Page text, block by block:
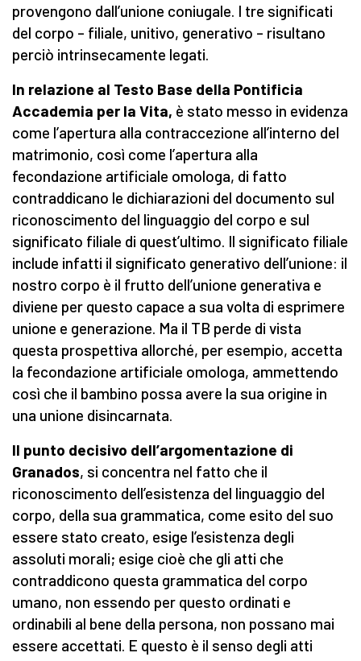
provengono dall’unione coniugale. I tre significati
del corpo – filiale, unitivo, generativo – risultano
perciò intrinsecamente legati.
In relazione al Testo Base della Pontificia
Accademia per la Vita, è stato messo in evidenza
come l’apertura alla contraccezione all’interno del
matrimonio, così come l’apertura alla
fecondazione artificiale omologa, di fatto
contraddicano le dichiarazioni del documento sul
riconoscimento del linguaggio del corpo e sul
significato filiale di quest’ultimo. Il significato filiale
include infatti il significato generativo dell’unione: il
nostro corpo è il frutto dell’unione generativa e
diviene per questo capace a sua volta di esprimere
unione e generazione. Ma il TB perde di vista
questa prospettiva allorché, per esempio, accetta
la fecondazione artificiale omologa, ammettendo
così che il bambino possa avere la sua origine in
una unione disincarnata.
Il punto decisivo dell’argomentazione di
Granados, si concentra nel fatto che il
riconoscimento dell’esistenza del linguaggio del
corpo, della sua grammatica, come esito del suo
essere stato creato, esige l’esistenza degli
assoluti morali; esige cioè che gli atti che
contraddicono questa grammatica del corpo
umano, non essendo per questo ordinati e
ordinabili al bene della persona, non possano mai
essere accettati. E questo è il senso degli atti